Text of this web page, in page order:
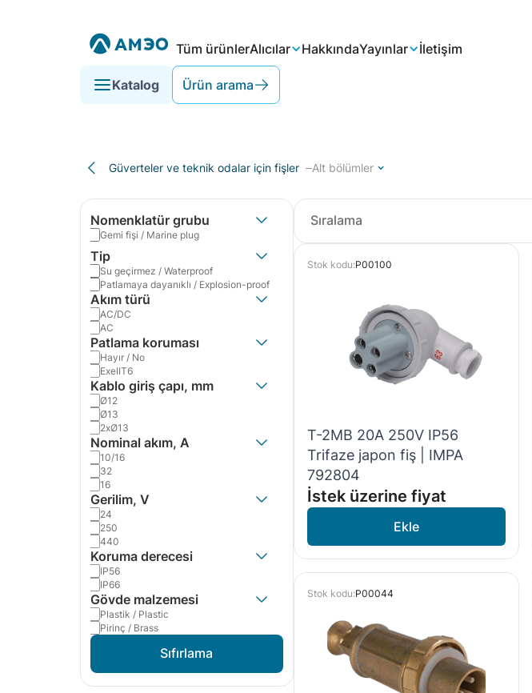
Tüm ürünlerAlıcılar HakkındaYayınlar İletişim
Katalog Ürün arama
Güverteler ve teknik odalar için fişler Alt bölümler
Nomenklatür grubu
Gemi fişi / Marine plug
Tip
Su geçirmez / Waterproof
Patlamaya dayanıklı / Explosion-proof
Akım türü
AC/DC
AC
Patlama koruması
Hayır / No
ExeIIT6
Kablo giriş çapı, mm
Ø12
Ø13
2xØ13
Nominal akım, A
10/16
32
16
Gerilim, V
24
250
440
Koruma derecesi
IP56
IP66
Gövde malzemesi
Plastik / Plastic
Pirinç / Brass
Sıfırlama
Stok kodu:P00100
T-2MB 20A 250V IP56
Trifaze japon fiş | IMPA
792804
İstek üzerine fiyat
Stok kodu:P00044